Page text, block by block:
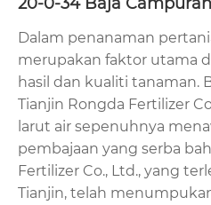
Dalam penanaman
merupakan faktor utama
hasil dan kualiti tanaman.
Tianjin Rongda Fertilizer
larut air sepenuhnya
pembajaan yang serba
Fertilizer Co., Ltd., yang
Tianjin, telah